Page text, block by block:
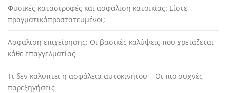
Φυσικές καταστροφές και ασφάλιση κατοικίας: Είστε
πραγματικάπροστατευμένοι;
Ασφάλιση επιχείρησης: Οι βασικές καλύψεις που χρειάζεται
κάθε επαγγελματίας
Τι δεν καλύπτει η ασφάλεια αυτοκινήτου – Οι πιο συχνές
παρεξηγήσεις